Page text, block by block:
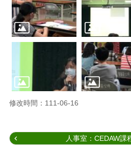
修改時間：111-06-16
人事室：CEDAW課